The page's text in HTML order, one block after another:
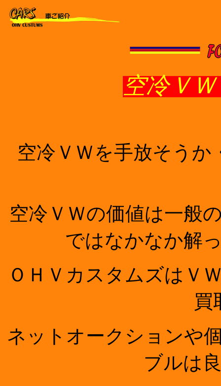
空冷Ｖ
空冷ＶＷを手放そう
空冷ＶＷの価値は一般
ではなかなか解
ＯＨＶカスタムズはＶ
買
ネットオークションや
ブルは